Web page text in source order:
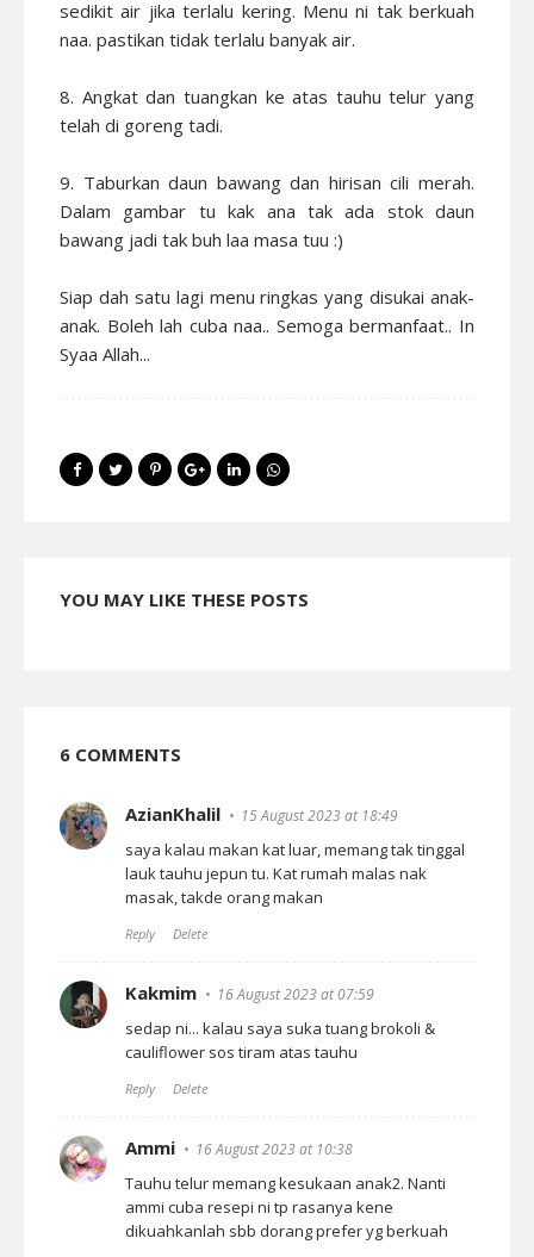
sedikit air jika terlalu kering. Menu ni tak berkuah
naa. pastikan tidak terlalu banyak air.
8. Angkat dan tuangkan ke atas tauhu telur yang
telah di goreng tadi.
9. Taburkan daun bawang dan hirisan cili merah.
Dalam gambar tu kak ana tak ada stok daun
bawang jadi tak buh laa masa tuu :)
Siap dah satu lagi menu ringkas yang disukai anak-
anak. Boleh lah cuba naa.. Semoga bermanfaat.. In
Syaa Allah...
YOU MAY LIKE THESE POSTS
6 COMMENTS
AzianKhalil 15 August 2023 at 18:49
saya kalau makan kat luar, memang tak tinggal
lauk tauhu jepun tu. Kat rumah malas nak
masak, takde orang makan
Reply Delete
Kakmim 16 August 2023 at 07:59
sedap ni... kalau saya suka tuang brokoli &
cauliflower sos tiram atas tauhu
Reply Delete
Ammi 16 August 2023 at 10:38
Tauhu telur memang kesukaan anak2. Nanti
ammi cuba resepi ni tp rasanya kene
dikuahkanlah sbb dorang prefer yg berkuah